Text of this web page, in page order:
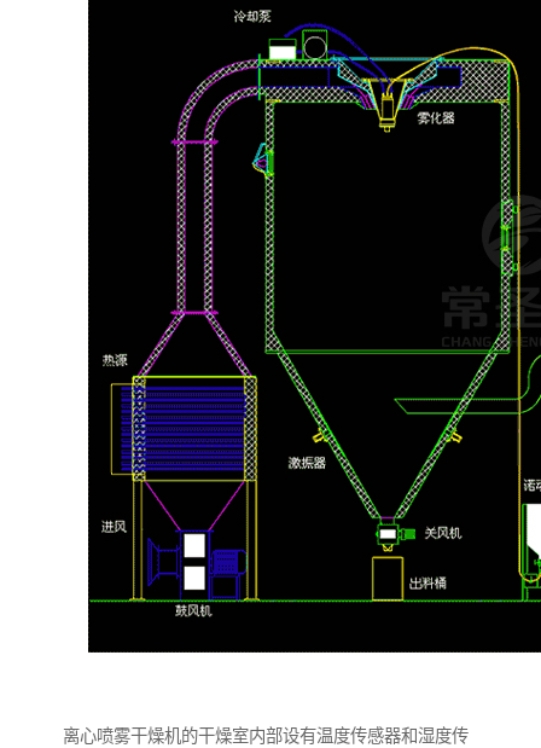
离心喷雾干燥机的干燥室内部设有温度传感器和湿度传